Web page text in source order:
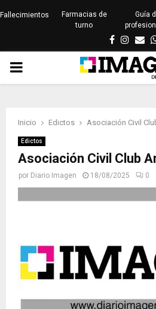
Fallecimientos
Farmacias de
turno
Guía
Facebook
PRIMARY
Inicio Edictos Asociación Civil
Edictos
Asociación Civil Club
por Diario Imagen 18/08/2025 0